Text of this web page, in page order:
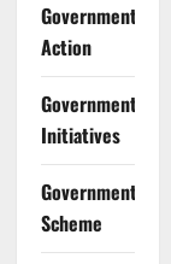
Government
Action
Government
Initiatives
Government
Scheme